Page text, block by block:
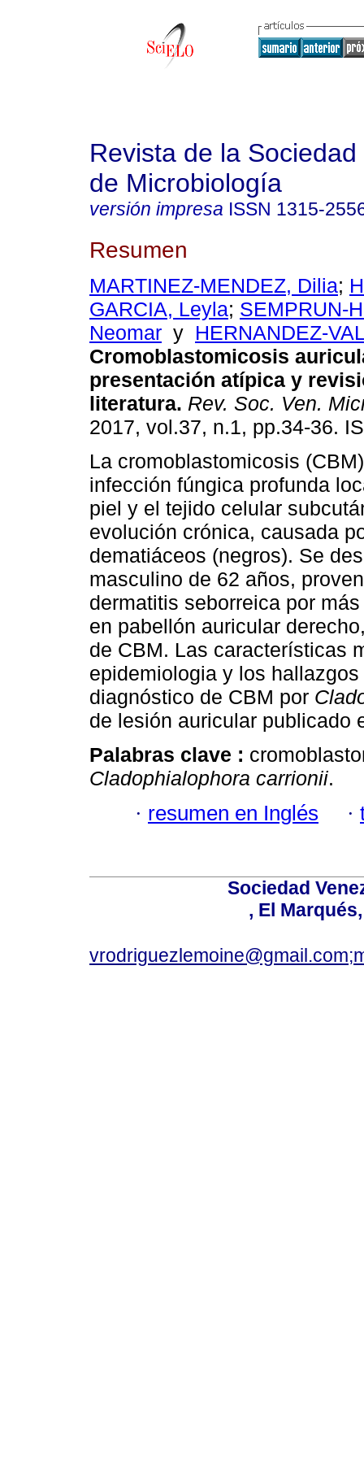
Revista de la
de Microbiología
versión impresa ISSN 1315-
Resumen
MARTINEZ-MENDEZ, Dilia;
GARCIA, Leyla; SEMPRUN-
Neomar y HERNANDEZ-
Cromoblastomicosis
presentación atípica y
literatura. Rev. Soc. Ven.
2017, vol.37, n.1, pp.34-36.
La cromoblastomicosis
infección fúngica profunda
piel y el tejido celular
evolución crónica, causada
dematiáceos (negros). Se
masculino de 62 años,
dermatitis seborreica por
en pabellón auricular
de CBM. Las características
epidemiologia y los
diagnóstico de CBM por
de lesión auricular publicado
Palabras clave :
Cladophialophora carrionii.
· resumen en Inglés ·
Sociedad
, El